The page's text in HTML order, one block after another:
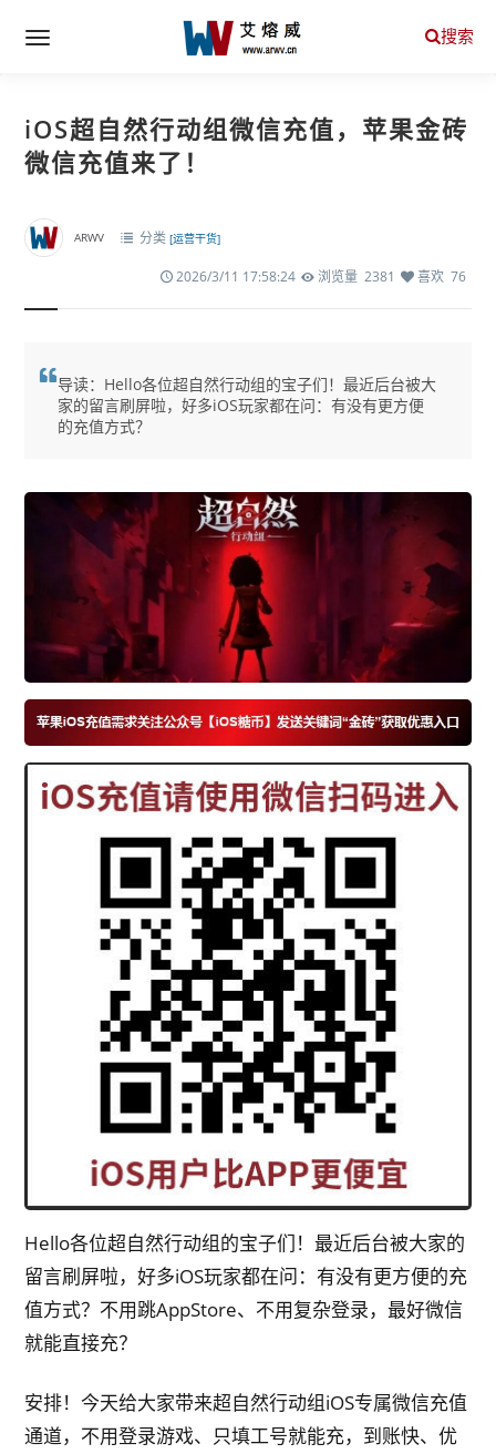
搜索
iOS超自然行动组微信充值，苹果金砖
微信充值来了！
ARWV 分类 [运营干货]
2026/3/11 17:58:24 浏览量 2381 喜欢 76
导读：Hello各位超自然行动组的宝子们！最近后台被大
家的留言刷屏啦，好多iOS玩家都在问：有没有更方便
的充值方式？
Hello各位超自然行动组的宝子们！最近后台被大家的
留言刷屏啦，好多iOS玩家都在问：有没有更方便的充
值方式？不用跳AppStore、不用复杂登录，最好微信
就能直接充？
安排！今天给大家带来超自然行动组iOS专属微信充值
通道，不用登录游戏、只填工号就能充，到账快、优